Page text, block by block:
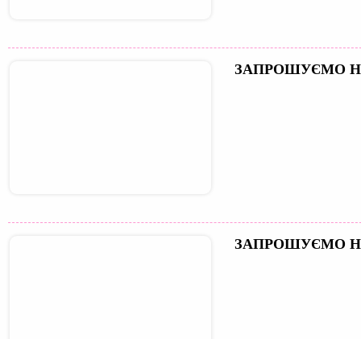
ЗАПРОШУЄМО
ЗАПРОШУЄМО